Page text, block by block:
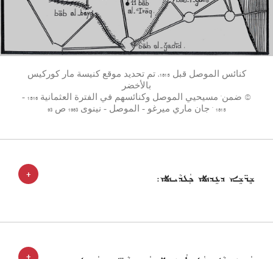
كنائس الموصل قبل 1815، تم تحديد موقع كنيسة مار كوركيس
بالأخضر
© ضمن" مسيحيي الموصل وكنائسهم في الفترة العثمانية 1516 -
1815 " جان ماري ميرغو - الموصل - نينوى 1983 ص 93
+ ܫܸܖ̈ܫܹܐ ܕܥܹܕܬܐ ܟܲܠܕܵܝܬܐ: